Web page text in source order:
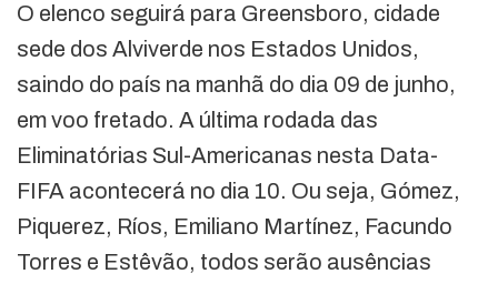
O elenco seguirá para Greensboro, cidade
sede dos Alviverde nos Estados Unidos,
saindo do país na manhã do dia 09 de junho,
em voo fretado. A última rodada das
Eliminatórias Sul-Americanas nesta Data-
FIFA acontecerá no dia 10. Ou seja, Gómez,
Piquerez, Ríos, Emiliano Martínez, Facundo
Torres e Estêvão, todos serão ausências